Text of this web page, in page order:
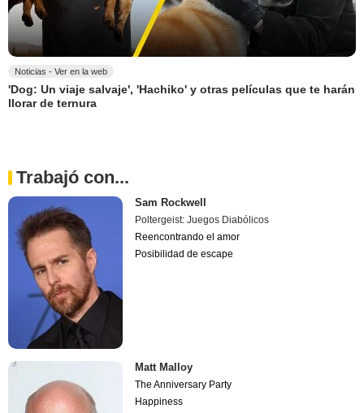
Noticias - Ver en la web
'Dog: Un viaje salvaje', 'Hachiko' y otras películas que te harán
llorar de ternura
Trabajó con...
Sam Rockwell
Poltergeist: Juegos Diabólicos
Reencontrando el amor
Posibilidad de escape
Matt Malloy
The Anniversary Party
Happiness